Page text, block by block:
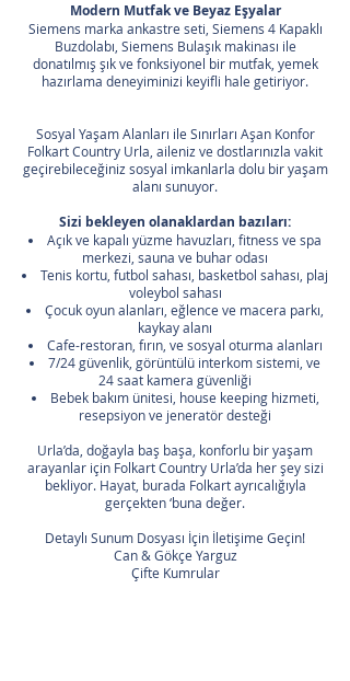
Modern Mutfak ve Beyaz Eşyalar
Siemens marka ankastre seti, Siemens 4 Kapaklı
Buzdolabı, Siemens Bulaşık makinası ile
donatılmış şık ve fonksiyonel bir mutfak, yemek
hazırlama deneyiminizi keyifli hale getiriyor.
Sosyal Yaşam Alanları ile Sınırları Aşan Konfor
Folkart Country Urla, aileniz ve dostlarınızla vakit
geçirebileceğiniz sosyal imkanlarla dolu bir yaşam
alanı sunuyor.
Sizi bekleyen olanaklardan bazıları:
Açık ve kapalı yüzme havuzları, fitness ve spa
merkezi, sauna ve buhar odası
Tenis kortu, futbol sahası, basketbol sahası, plaj
voleybol sahası
Çocuk oyun alanları, eğlence ve macera parkı,
kaykay alanı
Cafe-restoran, fırın, ve sosyal oturma alanları
7/24 güvenlik, görüntülü interkom sistemi, ve
24 saat kamera güvenliği
Bebek bakım ünitesi, house keeping hizmeti,
resepsiyon ve jeneratör desteği
Urla’da, doğayla baş başa, konforlu bir yaşam
arayanlar için Folkart Country Urla’da her şey sizi
bekliyor. Hayat, burada Folkart ayrıcalığıyla
gerçekten ‘buna değer.
Detaylı Sunum Dosyası İçin İletişime Geçin!
Can & Gökçe Yarguz
Çifte Kumrular